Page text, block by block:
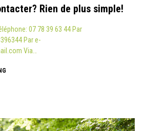
Rien de plus simple!
07 78 39 63 44 Par
Par e-
Via…